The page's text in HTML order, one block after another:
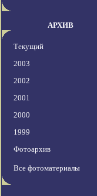
АРХИВ
Текущий
2003
2002
2001
2000
1999
Фотоархив
Все фотоматериалы